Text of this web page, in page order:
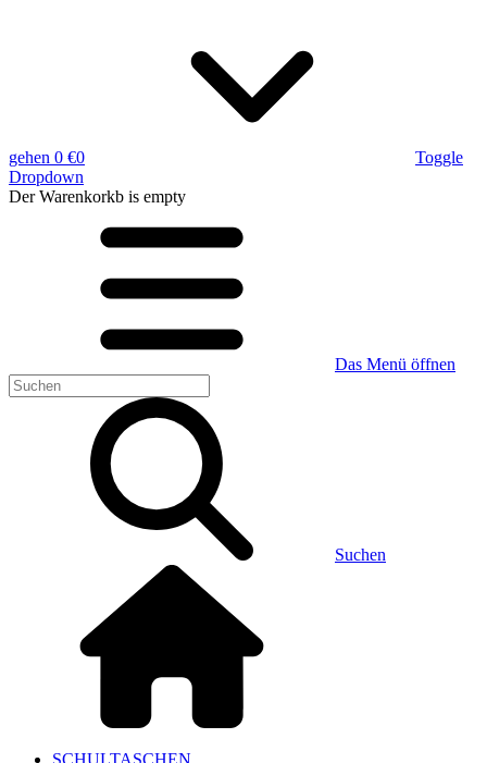
gehen 0 €0
Toggle
Dropdown
Der Warenkorkb is empty
Das Menü öffnen
Suchen
SCHULTASCHEN